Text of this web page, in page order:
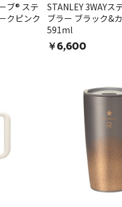
ブ® ステ
クピンク
STANLEY 3WAYス
ブラー ブラック&
591ml
￥6,600